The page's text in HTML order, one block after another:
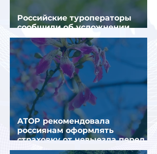
Российские туроператоры
сообщили об усложнении
получения виз в Грецию
АТОР рекомендовала
россиянам оформлять
страховку от невыезда перед
поездкой в Грецию